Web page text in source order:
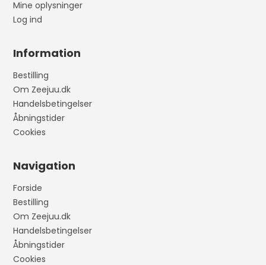
Mine oplysninger
Log ind
Information
Bestilling
Om Zeejuu.dk
Handelsbetingelser
Åbningstider
Cookies
Navigation
Forside
Bestilling
Om Zeejuu.dk
Handelsbetingelser
Åbningstider
Cookies